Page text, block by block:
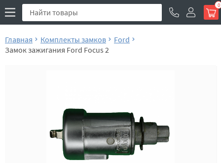
0
Главная Комплекты замков
Ford
Замок зажигания Ford Focus 2